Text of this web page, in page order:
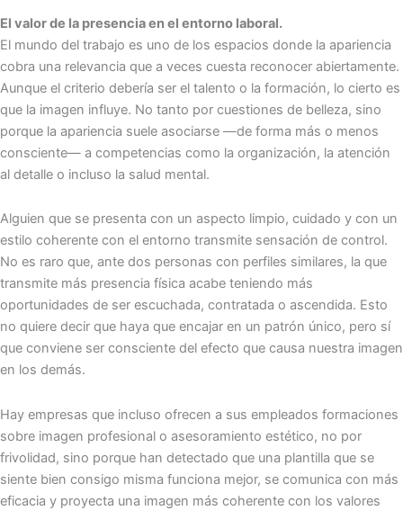
El valor de la presencia en el entorno laboral.
El mundo del trabajo es uno de los espacios donde la apariencia
cobra una relevancia que a veces cuesta reconocer abiertamente.
Aunque el criterio debería ser el talento o la formación, lo cierto es
que la imagen influye. No tanto por cuestiones de belleza, sino
porque la apariencia suele asociarse —de forma más o menos
consciente— a competencias como la organización, la atención
al detalle o incluso la salud mental.
Alguien que se presenta con un aspecto limpio, cuidado y con un
estilo coherente con el entorno transmite sensación de control.
No es raro que, ante dos personas con perfiles similares, la que
transmite más presencia física acabe teniendo más
oportunidades de ser escuchada, contratada o ascendida. Esto
no quiere decir que haya que encajar en un patrón único, pero sí
que conviene ser consciente del efecto que causa nuestra imagen
en los demás.
Hay empresas que incluso ofrecen a sus empleados formaciones
sobre imagen profesional o asesoramiento estético, no por
frivolidad, sino porque han detectado que una plantilla que se
siente bien consigo misma funciona mejor, se comunica con más
eficacia y proyecta una imagen más coherente con los valores